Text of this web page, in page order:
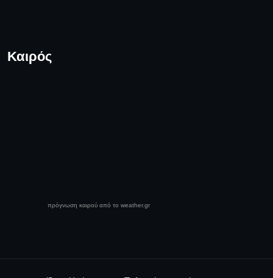
Καιρός
πρόγνωση καιρού από το weather.gr